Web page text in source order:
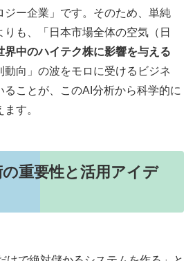
ジー企業」です。そのため、単純
りも、「日本市場全体の空気（日
界中のハイテク株に影響を与える
動向」の波をモロに受けるビジネ
ることが、このAI分析から科学的に
す。
重要性と活用アイデ